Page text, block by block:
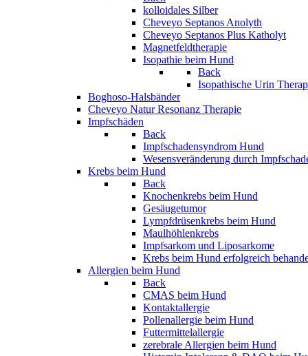
kolloidales Silber
Cheveyo Septanos Anolyth
Cheveyo Septanos Plus Katholyt
Magnetfeldtherapie
Isopathie beim Hund
Back
Isopathische Urin
Boghoso-Halsbänder
Cheveyo Natur Resonanz Therapie
Impfschäden
Back
Impfschadensyndrom Hund
Wesensveränderung durch
Krebs beim Hund
Back
Knochenkrebs beim Hund
Gesäugetumor
Lympfdrüsenkrebs beim Hund
Maulhöhlenkrebs
Impfsarkom und Liposarkome
Krebs beim Hund erfolgreich
Allergien beim Hund
Back
CMAS beim Hund
Kontaktallergie
Pollenallergie beim Hund
Futtermittelallergie
zerebrale Allergien beim Hund